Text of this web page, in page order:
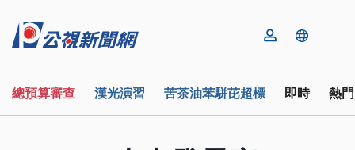
總預算審查 漢光演習 苦茶油苯駢芘超標 即時 熱